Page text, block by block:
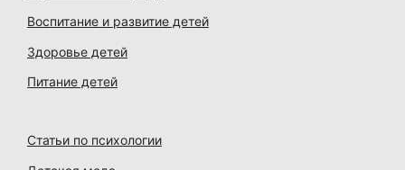
Воспитание и развитие детей
Здоровье детей
Питание детей
Статьи по психологии